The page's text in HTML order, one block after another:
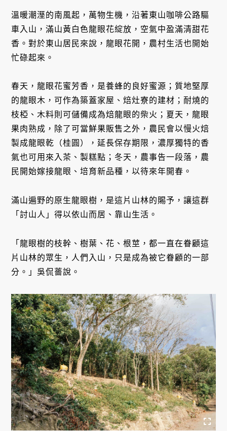
溫暖潮溼的南風起，萬物生機，沿著東山咖啡公路驅
車入山，滿山黃白色龍眼花綻放，空氣中盈滿清甜花
香。對於東山居民來說，龍眼花開，農村生活也開始
忙碌起來。
春天，龍眼花蜜芳香，是養蜂的良好蜜源；質地堅厚
的龍眼木，可作為築蓋家屋、焙灶寮的建材；耐燒的
枝椏、木料則可儲備成為焙龍眼的柴火；夏天，龍眼
果肉熟成，除了可當鮮果販售之外，農民會以慢火焙
製成龍眼乾（桂圓），延長保存期限，濃厚獨特的香
氣也可用來入茶、製糕點；冬天，農事告一段落，農
民開始嫁接龍眼、培育新品種，以待來年開春。
滿山遍野的原生龍眼樹，是這片山林的賜予，讓這群
「討山人」得以依山而居、靠山生活。
「龍眼樹的枝幹、樹葉、花、根莖，都一直在眷顧這
片山林的眾生，人們入山，只是成為被它眷顧的一部
分。」吳侃薔說。